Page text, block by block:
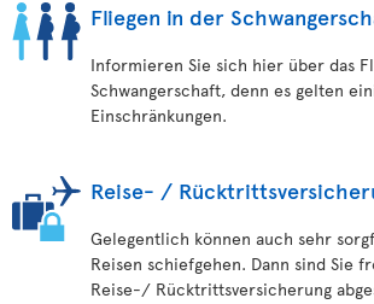
Fliegen in der
Informieren Sie sich hier über das
Schwangerschaft, denn es gelten
Einschränkungen.
Reise- /
Gelegentlich können auch sehr
Reisen schiefgehen. Dann sind Sie
Reise-/ Rücktrittsversicherung